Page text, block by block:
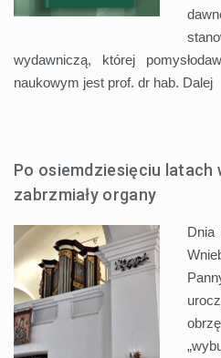
wydawniczą, której
naukowym jest prof. dr hab. Dalej
Po osiemdziesięciu latach
zabrzmiały organy